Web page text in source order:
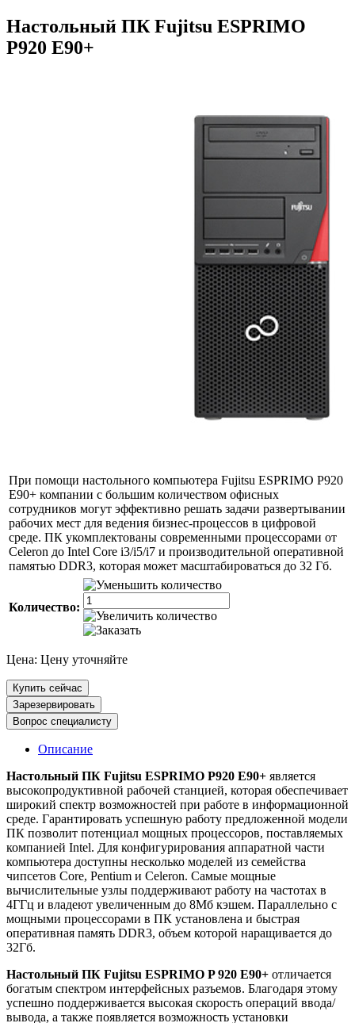
Настольный ПК Fujitsu ESPRIMO
P920 E90+
При помощи настольного компьютера Fujitsu ESPRIMO P920
E90+ компании с большим количеством офисных
сотрудников могут эффективно решать задачи развертывании
рабочих мест для ведения бизнес-процессов в цифровой
среде. ПК укомплектованы современными процессорами от
Celeron до Intel Core i3/i5/i7 и производительной оперативной
памятью DDR3, которая может масштабироваться до 32 Гб.
Количество:
Цена: Цену уточняйте
Купить сейчас
Зарезервировать
Вопрос специалисту
Описание
Настольный ПК Fujitsu ESPRIMO P920 E90+ является
высокопродуктивной рабочей станцией, которая обеспечивает
широкий спектр возможностей при работе в информационной
среде. Гарантировать успешную работу предложенной модели
ПК позволит потенциал мощных процессоров, поставляемых
компанией Intel. Для конфигурирования аппаратной части
компьютера доступны несколько моделей из семейства
чипсетов Core, Pentium и Celeron. Самые мощные
вычислительные узлы поддерживают работу на частотах в
4ГГц и владеют увеличенным до 8Мб кэшем. Параллельно с
мощными процессорами в ПК установлена и быстрая
оперативная память DDR3, объем которой наращивается до
32Гб.
Настольный ПК Fujitsu ESPRIMO P 920 E90+ отличается
богатым спектром интерфейсных разъемов. Благодаря этому
успешно поддерживается высокая скорость операций ввода/
вывода, а также появляется возможность установки